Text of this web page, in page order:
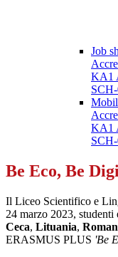
Job
KA1
KA1
Be Eco, Be
Il Liceo Scientifico e
24 marzo 2023,
Ceca, Lituania,
ERASMUS PLUS 'Be